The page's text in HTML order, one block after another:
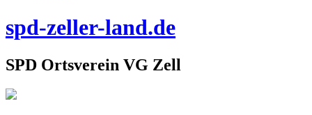
spd-zeller-land.de
SPD Ortsverein VG Zell